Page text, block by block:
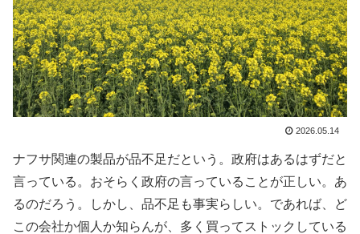
2026.05.14
ナフサ関連の製品が品不足だという。政府はあるはずだと
言っている。おそらく政府の言っていることが正しい。あ
るのだろう。しかし、品不足も事実らしい。であれば、ど
この会社か個人か知らんが、多く買ってストックしている